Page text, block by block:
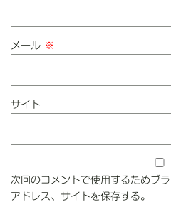
メール ※
サイト
次回のコメントで使用するためブ
アドレス、サイトを保存する。